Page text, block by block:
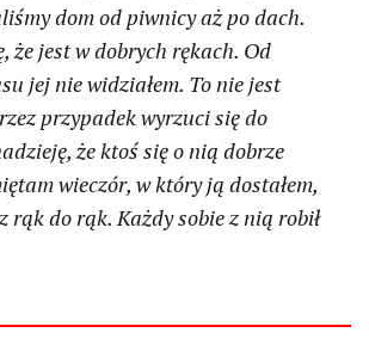
dom od piwnicy aż po dach.
że jest w dobrych rękach. Od
jej nie widziałem. To nie jest
przypadek wyrzuci się do
że ktoś się o nią dobrze
wieczór, w który ją dostałem,
rąk do rąk. Każdy sobie z nią robił